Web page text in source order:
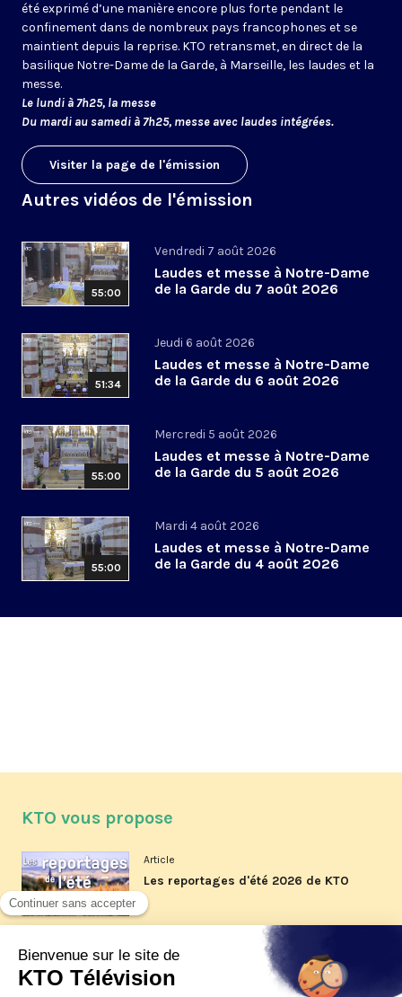
été exprimé d’une manière encore plus forte pendant le
confinement dans de nombreux pays francophones et se
maintient depuis la reprise. KTO retransmet, en direct de la
basilique Notre-Dame de la Garde, à Marseille, les laudes et la
messe.
Le lundi à 7h25, la messe
Du mardi au samedi à 7h25, messe avec laudes intégrées.
Visiter la page de l'émission
Autres vidéos de l'émission
55:00
Vendredi 7 août 2026
Laudes et messe à Notre-Dame
de la Garde du 7 août 2026
51:34
Jeudi 6 août 2026
Laudes et messe à Notre-Dame
de la Garde du 6 août 2026
55:00
Mercredi 5 août 2026
Laudes et messe à Notre-Dame
de la Garde du 5 août 2026
55:00
Mardi 4 août 2026
Laudes et messe à Notre-Dame
de la Garde du 4 août 2026
KTO vous propose
Article
Les reportages d'été 2026 de KTO
La visite pastorale du pape Léon
XIV à Assise à suivre sur KTO le
jeudi 6 août